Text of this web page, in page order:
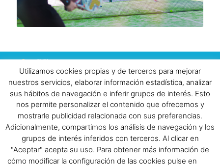
Legal
Política de Cookies |Política de privacidad
| ©
2018 www.beok.es | Telf: 958 40 53 40 |
info@beok.es(Incluir teléfono de contacto)
Utilizamos cookies propias y de terceros para mejorar
nuestros servicios, elaborar información estadística, analizar
sus hábitos de navegación e inferir grupos de interés. Esto
nos permite personalizar el contenido que ofrecemos y
mostrarle publicidad relacionada con sus preferencias.
Adicionalmente, compartimos los análisis de navegación y los
grupos de interés inferidos con terceros. Al clicar en
"Aceptar" acepta su uso. Para obtener más información de
cómo modificar la configuración de las cookies pulse en